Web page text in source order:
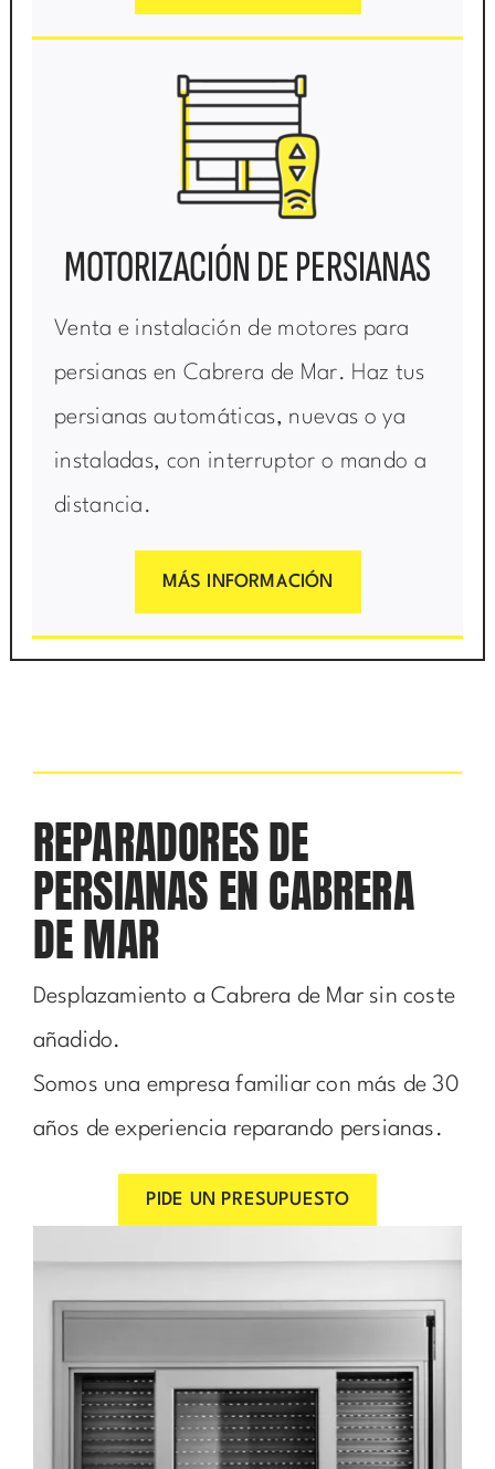
MOTORIZACIÓN DE PERSIANAS
Venta e instalación de motores para
persianas en Cabrera de Mar. Haz tus
persianas automáticas, nuevas o ya
instaladas, con interruptor o mando a
distancia.
MÁS INFORMACIÓN
REPARADORES DE
PERSIANAS EN CABRERA
DE MAR
Desplazamiento a Cabrera de Mar sin coste
añadido.
Somos una empresa familiar con más de 30
años de experiencia reparando persianas.
PIDE UN PRESUPUESTO